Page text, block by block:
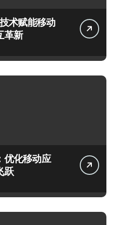
术赋能移动
革新
优化移动应
跃